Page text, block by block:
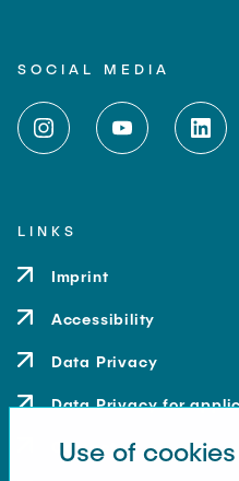
SOCIAL MEDIA
LINKS
Imprint
Accessibility
Data Privacy
Data Privacy for
Contact
Use of cookies